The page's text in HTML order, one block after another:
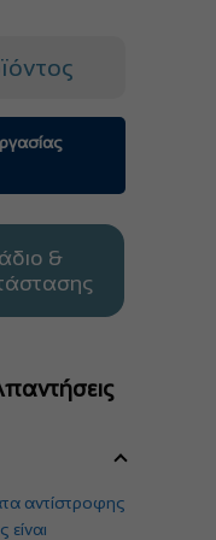
&
αντίστροφης